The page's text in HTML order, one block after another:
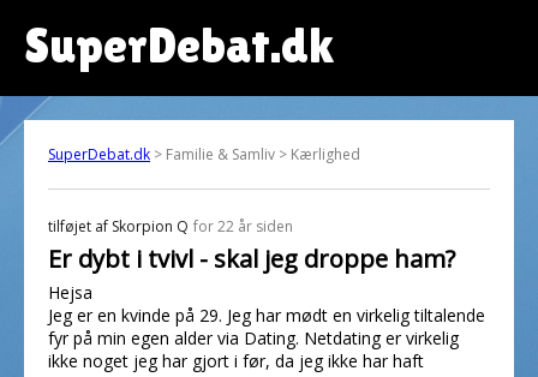
SuperDebat.dk
SuperDebat.dk > Familie & Samliv > Kærlighed
tilføjet af Skorpion Q for 22 år siden
Er dybt i tvivl - skal jeg droppe ham?
Hejsa
Jeg er en kvinde på 29. Jeg har mødt en virkelig tiltalende
fyr på min egen alder via Dating. Netdating er virkelig
ikke noget jeg har gjort i før, da jeg ikke har haft